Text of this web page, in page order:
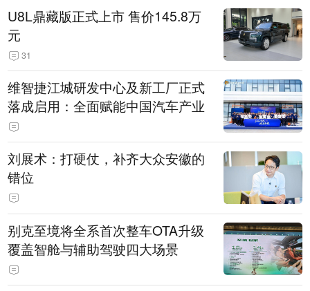
U8L鼎藏版正式上市 售价145.8万
元
31
维智捷江城研发中心及新工厂正式
落成启用：全面赋能中国汽车产业
刘展术：打硬仗，补齐大众安徽的
错位
别克至境将全系首次整车OTA升级
覆盖智舱与辅助驾驶四大场景